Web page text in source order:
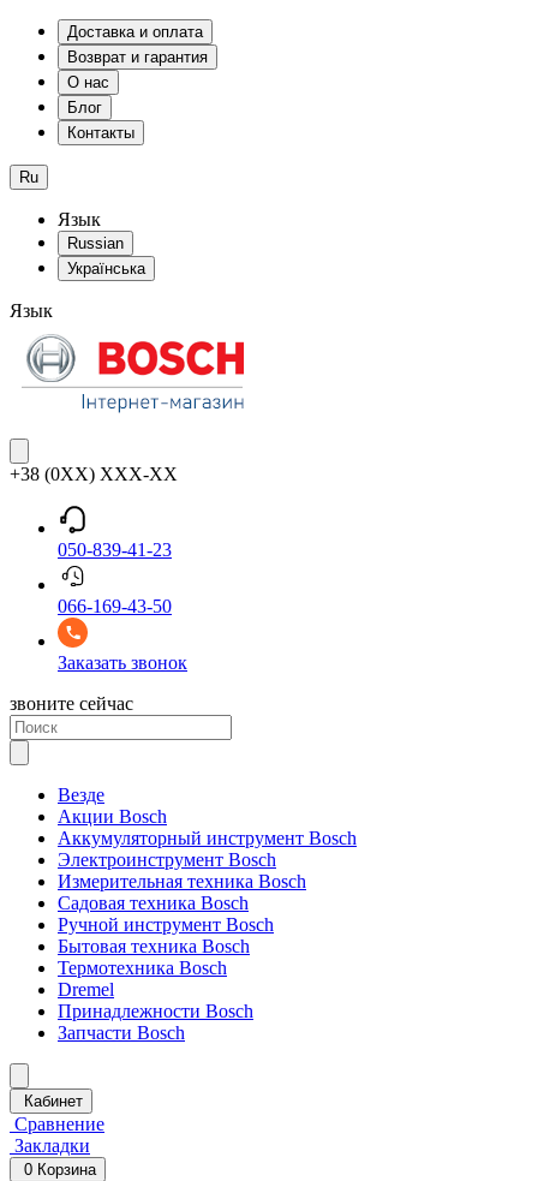
Доставка и оплата
Возврат и гарантия
О нас
Блог
Контакты
Ru
Язык
Russian
Українська
Язык
+38 (0XX) XXX-XX
050-839-41-23
066-169-43-50
Заказать звонок
звоните сейчас
Везде
Акции Bosch
Аккумуляторный инструмент Bosch
Электроинструмент Bosch
Измерительная техника Bosch
Садовая техника Bosch
Ручной инструмент Bosch
Бытовая техника Bosch
Термотехника Bosch
Dremel
Принадлежности Bosch
Запчасти Bosch
Кабинет
Сравнение
Закладки
0 Корзина